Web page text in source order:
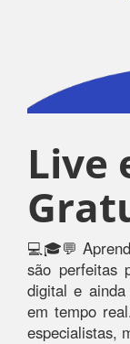
Live
💻🎓💬
são perfeitas
digital e
em tempo
especialistas,